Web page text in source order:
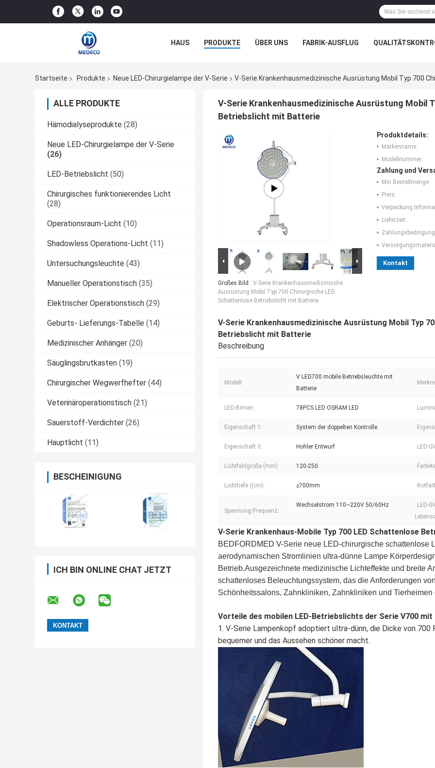
HAUS PRODUKTE ÜBER UNS FABRIK-AUSFLUG
Startseite
Produkte Neue LED-Chirurgielampe der V-Serie V-Serie Krankenhausmedizinische Ausrüstung Mobil Typ 700
ALLE PRODUKTE
Hämodialyseprodukte (28)
Neue LED-Chirurgielampe der V-Serie
(26)
LED-Betriebslicht (50)
Chirurgisches funktionierendes Licht
(28)
Operationsraum-Licht (10)
Shadowless Operations-Licht (11)
Untersuchungsleuchte (43)
Manueller Operationstisch (35)
Elektrischer Operationstisch (29)
Geburts- Lieferungs-Tabelle (14)
Medizinischer Anhänger (20)
Säuglingsbrutkasten (19)
Chirurgischer Wegwerfhefter (44)
Veterinäroperationstisch (21)
Sauerstoff-Verdichter (26)
Hauptlicht (11)
BESCHEINIGUNG
ICH BIN ONLINE CHAT JETZT
V-Serie Krankenhausmedizinische Ausrüstung Mobil
Betriebslicht mit Batterie
Großes Bild : V-Serie Krankenhausmedizinische
Ausrüstung Mobil Typ 700 Chirurgische LED
Schattenlose Betriebslicht mit Batterie
Produktdetails:
Markenname:
Modellnummer:
Zahlung und
Min Bestellmenge:
Preis:
Verpackung
Lieferzeit:
Kontakt
V-Serie Krankenhausmedizinische Ausrüstung Mobil Typ
Betriebslicht mit Batterie
Beschreibung
Modell:
V LED700 mobile Betriebsleuchte mit
Batterie
LED-Birnen: 78PCS LED OSRAM LED
Eigenschaft 1: System der doppelten Kontrolle
Eigenschaft 3: Hohler Entwurf LED-
Lichtfeldgröße (mm): 120-250
Lichttiefe ((cm): ≥700mm
Spannung/Frequenz:
Wechselstrom 110~220V 50/60Hz
LED-
V-Serie Krankenhaus-Mobile Typ 700 LED Schattenlose
BEDFORDMED V-Serie neue LED-chirurgische schattenlose
aerodynamischen Stromlinien ultra-dünne Lampe
Betrieb.Ausgezeichnete medizinische Lichteffekte und breite
schattenloses Beleuchtungssystem, das die Anforderungen
Schönheitssalons, Zahnkliniken, Zahnkliniken und Tierheimen
Vorteile des mobilen LED-Betriebslichts der Serie V700
1. V-Serie Lampenkopf adoptiert ultra-dünn, die Dicke von
bequemer und das Aussehen schöner macht.